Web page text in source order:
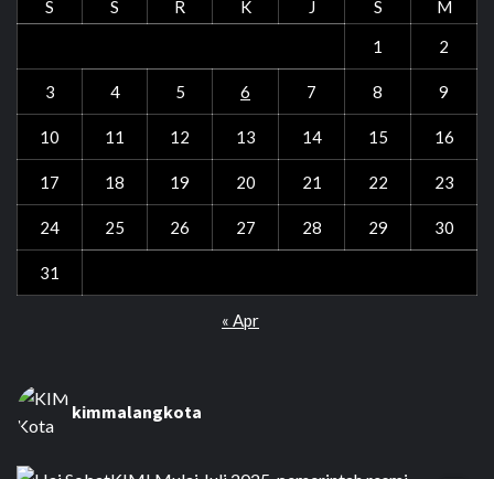
S
S R K J S
M
1
2
3 4 5 6 7 8 9
10 11 12 13 14 15 16
17 18 19 20 21 22 23
24 25 26 27 28 29 30
31
« Apr
kimmalangkota